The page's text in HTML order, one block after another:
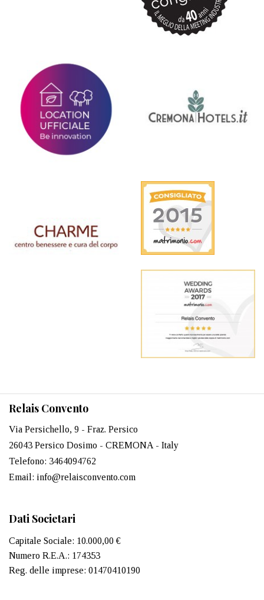
Relais Convento
Via Persichello, 9 - Fraz. Persico
26043 Persico Dosimo - CREMONA - Italy
Telefono: 3464094762
Email: info@relaisconvento.com
Dati Societari
Capitale Sociale: 10.000,00 €
Numero R.E.A.: 174353
Reg. delle imprese: 01470410190